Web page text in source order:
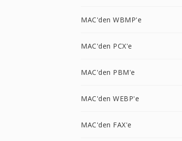
MAC'den WBMP'e
MAC'den PCX'e
MAC'den PBM'e
MAC'den WEBP'e
MAC'den FAX'e